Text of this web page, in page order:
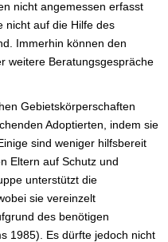
nicht angemessen erfasst
nicht auf die Hilfe des
Immerhin können den
weitere Beratungsgespräche
Gebietskörperschaften
Adoptierten, indem sie
sind weniger hilfsbereit
Eltern auf Schutz und
unterstützt die
sie vereinzelt
des benötigen
1985). Es dürfte jedoch nicht